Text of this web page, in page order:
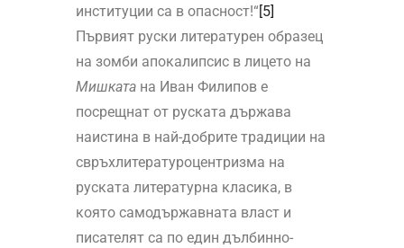
институции са в опасност!“[5]
Първият руски литературен образец
на зомби апокалипсис в лицето на
Мишкатана Иван Филипов е
посрещнат от руската държава
наистина в най-добрите традиции на
свръхлитературоцентризма на
руската литературна класика, в
която самодържавната власт и
писателят са по един дълбинно-